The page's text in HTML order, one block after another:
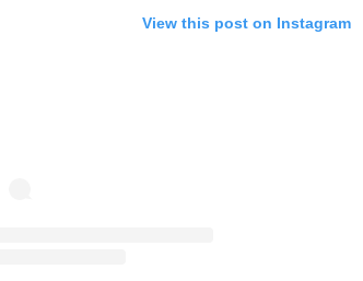
View this post on Instagram